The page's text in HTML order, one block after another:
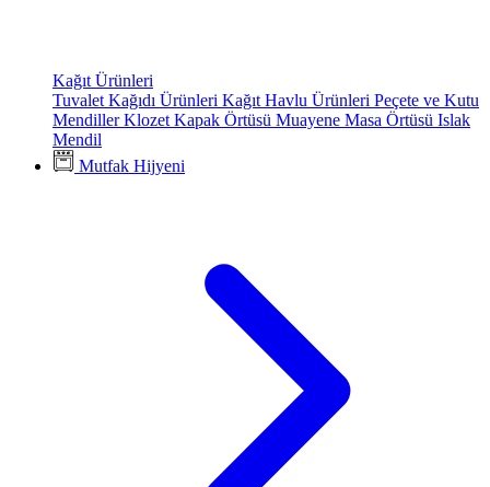
Kağıt Ürünleri
Tuvalet Kağıdı Ürünleri Kağıt Havlu Ürünleri Peçete ve Kutu
MendillerKlozet Kapak Örtüsü Muayene Masa Örtüsü Islak
Mendil
Mutfak Hijyeni